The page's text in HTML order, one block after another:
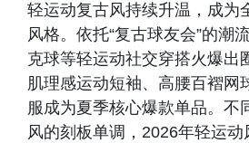
轻运动复古风持续升温，成为
风格。依托“复古球友会”的潮
克球等轻运动社交穿搭火爆出
肌理感运动短袖、高腰百褶网
服成为夏季核心爆款单品。不
风的刻板单调，2026年轻运